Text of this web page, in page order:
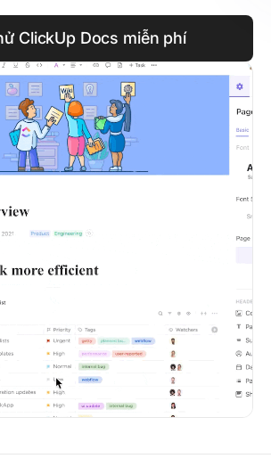
ClickUp Docs miễn phí